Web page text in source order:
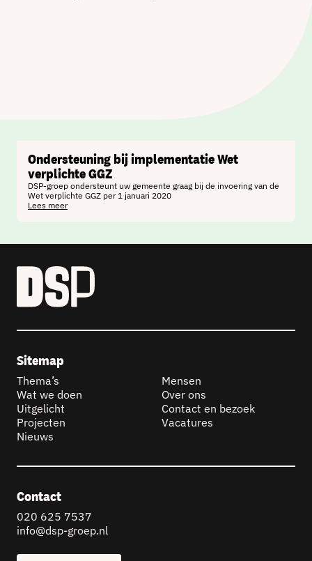
Ondersteuning bij implementatie Wet
verplichte GGZ
DSP-groep ondersteunt uw gemeente graag bij de invoering van de
Wet verplichte GGZ per 1 januari 2020
Lees meer
Sitemap
Thema’s
Wat we doen
Uitgelicht
Projecten
Nieuws
Mensen
Over ons
Contact en bezoek
Vacatures
Contact
020 625 7537
info@dsp-groep.nl